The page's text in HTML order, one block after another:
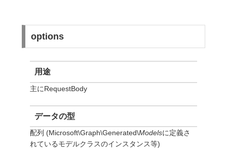
options
用途
主にRequestBody
データの型
配列 (Microsoft\Graph\Generated\Modelsに定義さ
れているモデルクラスのインスタンス等)